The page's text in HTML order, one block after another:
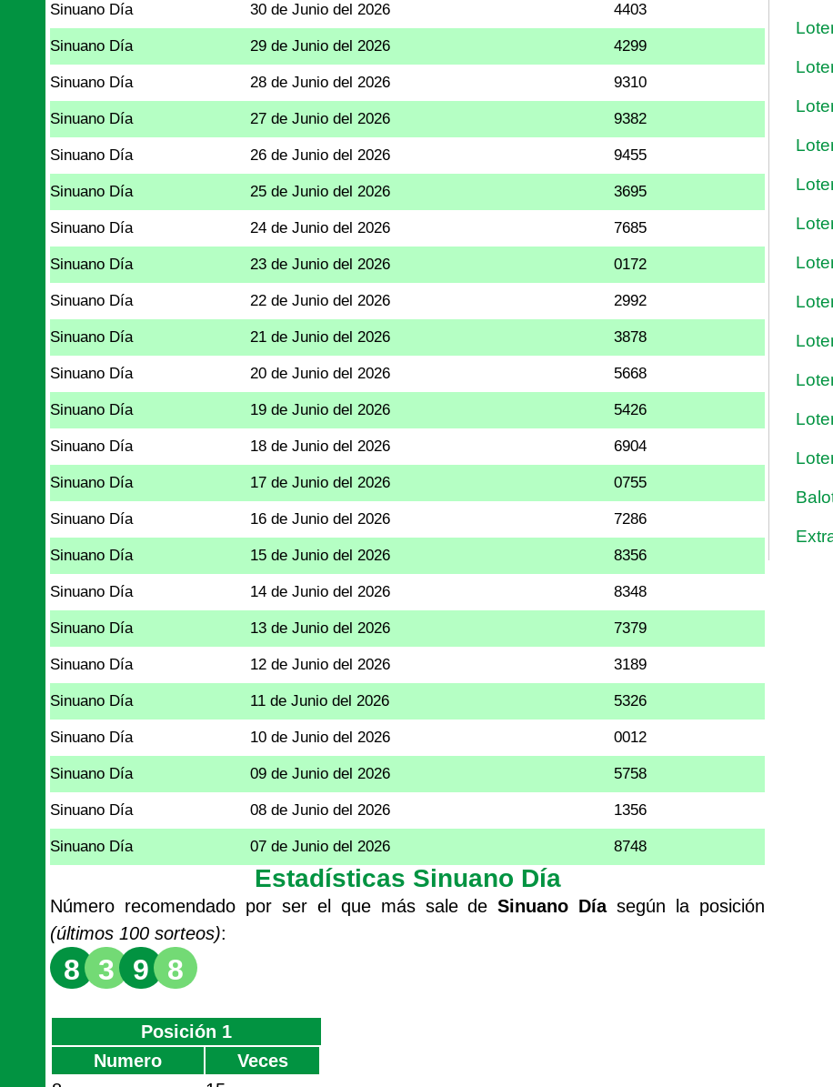
Sinuano Día 30 de Junio del 2026 4403
Sinuano Día 29 de Junio del 2026 4299
Sinuano Día 28 de Junio del 2026 9310
Sinuano Día 27 de Junio del 2026 9382
Sinuano Día 26 de Junio del 2026 9455
Sinuano Día 25 de Junio del 2026 3695
Sinuano Día 24 de Junio del 2026 7685
Sinuano Día 23 de Junio del 2026 0172
Sinuano Día 22 de Junio del 2026 2992
Sinuano Día 21 de Junio del 2026 3878
Sinuano Día 20 de Junio del 2026 5668
Sinuano Día 19 de Junio del 2026 5426
Sinuano Día 18 de Junio del 2026 6904
Sinuano Día 17 de Junio del 2026 0755
Sinuano Día 16 de Junio del 2026 7286
Sinuano Día 15 de Junio del 2026 8356
Sinuano Día 14 de Junio del 2026 8348
Sinuano Día 13 de Junio del 2026 7379
Sinuano Día 12 de Junio del 2026 3189
Sinuano Día 11 de Junio del 2026 5326
Sinuano Día 10 de Junio del 2026 0012
Sinuano Día 09 de Junio del 2026 5758
Sinuano Día 08 de Junio del 2026 1356
Sinuano Día 07 de Junio del 2026 8748
Estadísticas Sinuano Día
Número recomendado por ser el que más sale deSinuano Díasegún la posición
(últimos 100 sorteos):
8 3 9 8
Posición 1
Numero
Veces